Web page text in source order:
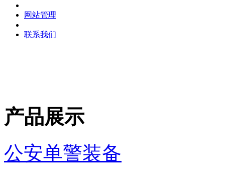
网站管理
联系我们
产品展示
公安单警装备